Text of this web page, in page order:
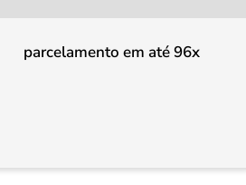
parcelamento em até 96x